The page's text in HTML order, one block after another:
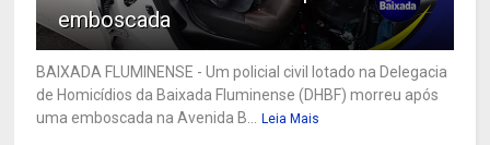
emboscada
BAIXADA FLUMINENSE - Um policial civil lotado na Delegacia
de Homicídios da Baixada Fluminense (DHBF) morreu após
uma emboscada na Avenida B...
Leia Mais